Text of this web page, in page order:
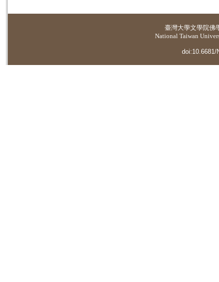
臺灣大學文學院佛
National Taiwan
doi:10.6681/